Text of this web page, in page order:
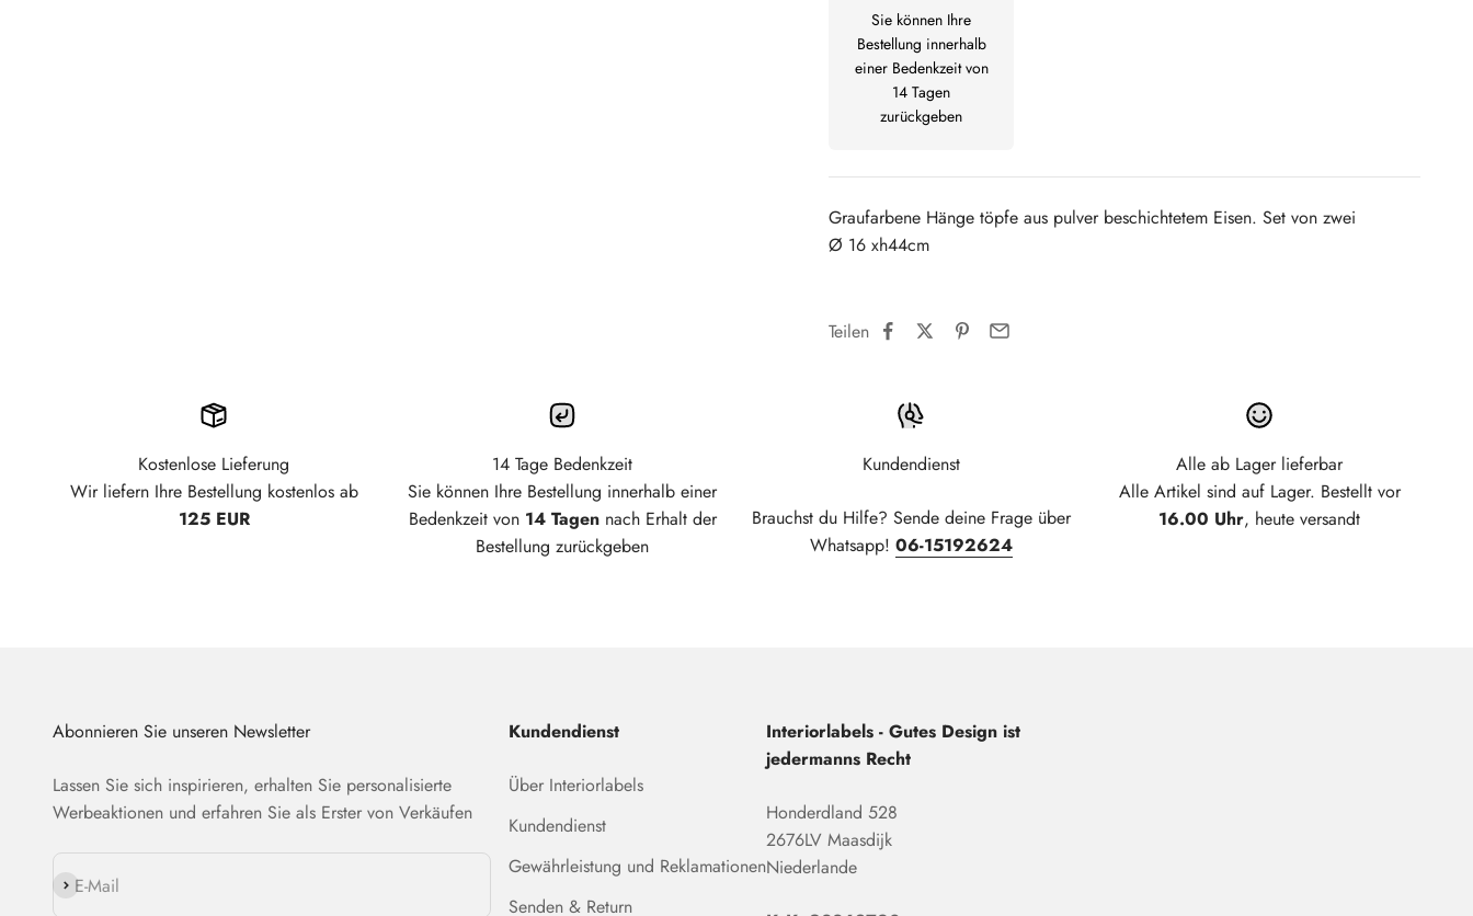
Sie können Ihre
Bestellung innerhalb
einer Bedenkzeit von
14 Tagen
zurückgeben
Graufarbene Hänge töpfe aus pulver beschichtetem Eisen. Set von zwei
Ø 16 xh44cm
Teilen
Kostenlose Lieferung
Wir liefern Ihre Bestellung kostenlos ab
125 EUR
14 Tage Bedenkzeit
Sie können Ihre Bestellung innerhalb einer
Bedenkzeit von 14 Tagennach Erhalt der
Bestellung zurückgeben
Kundendienst
Brauchst du Hilfe? Sende deine Frage über
Whatsapp! 06-15192624
Alle ab Lager lieferbar
Alle Artikel sind auf Lager. Bestellt vor
16.00 Uhr, heute versandt
Abonnieren Sie unseren Newsletter
Lassen Sie sich inspirieren, erhalten Sie personalisierte
Werbeaktionen und erfahren Sie als Erster von Verkäufen
E-Mail
Abonnieren
Kundendienst
Über Interiorlabels
Kundendienst
Gewährleistung und Reklamationen
Senden & Return
Interiorlabels - Gutes Design ist
jedermanns Recht
Honderdland 528
2676LV Maasdijk
Niederlande